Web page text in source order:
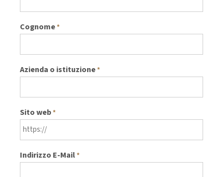
Cognome*
Azienda o istituzione*
Sito web*
Indirizzo E-Mail*